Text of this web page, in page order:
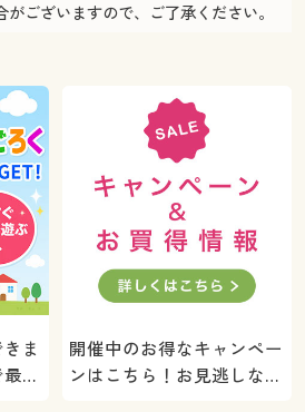
ございますので、ご了承ください。
ま
大
開催中のお得なキャンペー
ンはこちら！お見逃しな